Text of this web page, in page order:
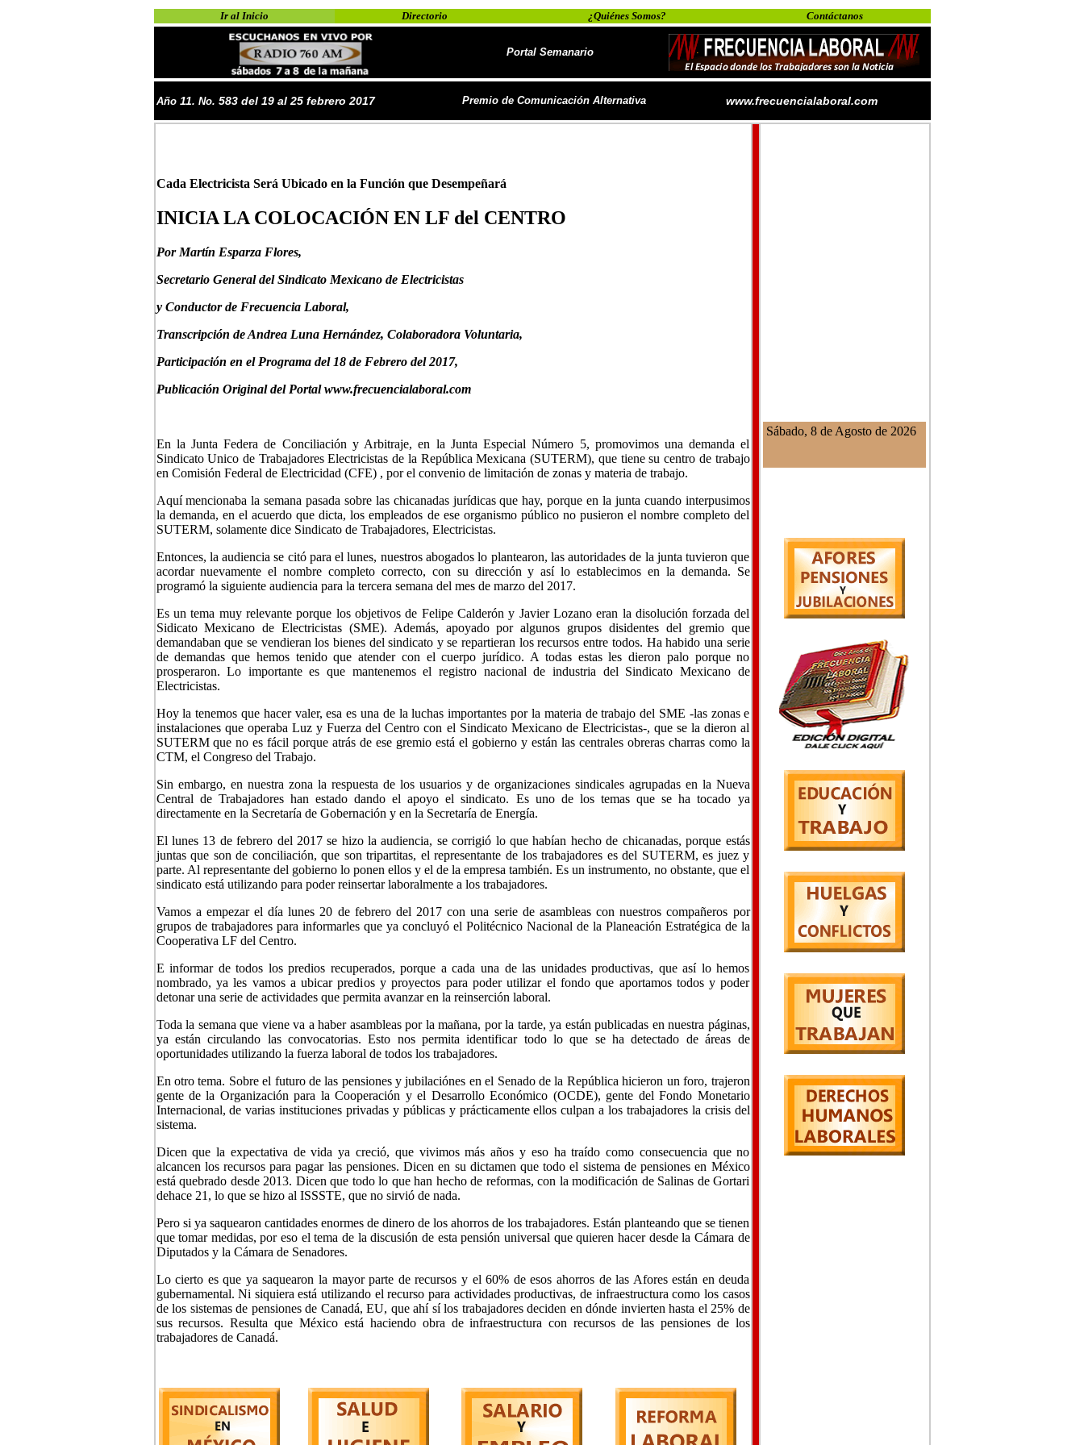
Ir al Inicio Directorio ¿Quiénes Somos? Contáctanos
Portal Semanario
Año 11. No. 583 del 19 al 25 febrero 2017 Premio de Comunicación Alternativa www.frecuencialaboral.com
Cada Electricista Será Ubicado en la Función que Desempeñará
INICIA LA COLOCACIÓN EN LF del CENTRO
Por Martín Esparza Flores,
Secretario General del Sindicato Mexicano de Electricistas
y Conductor de Frecuencia Laboral,
Transcripción de Andrea Luna Hernández, Colaboradora Voluntaria,
Participación en el Programa del 18 de Febrero del 2017,
Publicación Original del Portal www.frecuencialaboral.com
En la Junta Federa de Conciliación y Arbitraje, en la Junta Especial Número 5, promovimos una demanda el
Sindicato Unico de Trabajadores Electricistas de la República Mexicana (SUTERM), que tiene su centro de trabajo
en Comisión Federal de Electricidad (CFE) , por el convenio de limitación de zonas y materia de trabajo.
Aquí mencionaba la semana pasada sobre las chicanadas jurídicas que hay, porque en la junta cuando interpusimos
la demanda, en el acuerdo que dicta, los empleados de ese organismo público no pusieron el nombre completo del
SUTERM, solamente dice Sindicato de Trabajadores, Electricistas.
Entonces, la audiencia se citó para el lunes, nuestros abogados lo plantearon, las autoridades de la junta tuvieron que
acordar nuevamente el nombre completo correcto, con su dirección y así lo establecimos en la demanda. Se
programó la siguiente audiencia para la tercera semana del mes de marzo del 2017.
Es un tema muy relevante porque los objetivos de Felipe Calderón y Javier Lozano eran la disolución forzada del
Sidicato Mexicano de Electricistas (SME). Además, apoyado por algunos grupos disidentes del gremio que
demandaban que se vendieran los bienes del sindicato y se repartieran los recursos entre todos. Ha habido una serie
de demandas que hemos tenido que atender con el cuerpo jurídico. A todas estas les dieron palo porque no
prosperaron. Lo importante es que mantenemos el registro nacional de industria del Sindicato Mexicano de
Electricistas.
Hoy la tenemos que hacer valer, esa es una de la luchas importantes por la materia de trabajo del SME -las zonas e
instalaciones que operaba Luz y Fuerza del Centro con el Sindicato Mexicano de Electricistas-, que se la dieron al
SUTERM que no es fácil porque atrás de ese gremio está el gobierno y están las centrales obreras charras como la
CTM, el Congreso del Trabajo.
Sin embargo, en nuestra zona la respuesta de los usuarios y de organizaciones sindicales agrupadas en la Nueva
Central de Trabajadores han estado dando el apoyo el sindicato. Es uno de los temas que se ha tocado ya
directamente en la Secretaría de Gobernación y en la Secretaría de Energía.
El lunes 13 de febrero del 2017 se hizo la audiencia, se corrigió lo que habían hecho de chicanadas, porque estás
juntas que son de conciliación, que son tripartitas, el representante de los trabajadores es del SUTERM, es juez y
parte. Al representante del gobierno lo ponen ellos y el de la empresa también. Es un instrumento, no obstante, que el
sindicato está utilizando para poder reinsertar laboralmente a los trabajadores.
Vamos a empezar el día lunes 20 de febrero del 2017 con una serie de asambleas con nuestros compañeros por
grupos de trabajadores para informarles que ya concluyó el Politécnico Nacional de la Planeación Estratégica de la
Cooperativa LF del Centro.
E informar de todos los predios recuperados, porque a cada una de las unidades productivas, que así lo hemos
nombrado, ya les vamos a ubicar predios y proyectos para poder utilizar el fondo que aportamos todos y poder
detonar una serie de actividades que permita avanzar en la reinserción laboral.
Toda la semana que viene va a haber asambleas por la mañana, por la tarde, ya están publicadas en nuestra páginas,
ya están circulando las convocatorias. Esto nos permita identificar todo lo que se ha detectado de áreas de
oportunidades utilizando la fuerza laboral de todos los trabajadores.
En otro tema. Sobre el futuro de las pensiones y jubilaciónes en el Senado de la República hicieron un foro, trajeron
gente de la Organización para la Cooperación y el Desarrollo Económico (OCDE), gente del Fondo Monetario
Internacional, de varias instituciones privadas y públicas y prácticamente ellos culpan a los trabajadores la crisis del
sistema.
Dicen que la expectativa de vida ya creció, que vivimos más años y eso ha traído como consecuencia que no
alcancen los recursos para pagar las pensiones. Dicen en su dictamen que todo el sistema de pensiones en México
está quebrado desde 2013. Dicen que todo lo que han hecho de reformas, con la modificación de Salinas de Gortari
dehace 21, lo que se hizo al ISSSTE, que no sirvió de nada.
Pero si ya saquearon cantidades enormes de dinero de los ahorros de los trabajadores. Están planteando que se tienen
que tomar medidas, por eso el tema de la discusión de esta pensión universal que quieren hacer desde la Cámara de
Diputados y la Cámara de Senadores.
Lo cierto es que ya saquearon la mayor parte de recursos y el 60% de esos ahorros de las Afores están en deuda
gubernamental. Ni siquiera está utilizando el recurso para actividades productivas, de infraestructura como los casos
de los sistemas de pensiones de Canadá, EU, que ahí sí los trabajadores deciden en dónde invierten hasta el 25% de
sus recursos. Resulta que México está haciendo obra de infraestructura con recursos de las pensiones de los
trabajadores de Canadá.
Sábado, 8 de Agosto de 2026